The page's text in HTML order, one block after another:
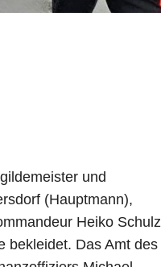
und
(Hauptmann),
Heiko Schulz
bekleidet. Das Amt des